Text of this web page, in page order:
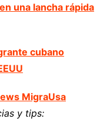
una lancha rápida
cubano
MigraUsa
y tips: